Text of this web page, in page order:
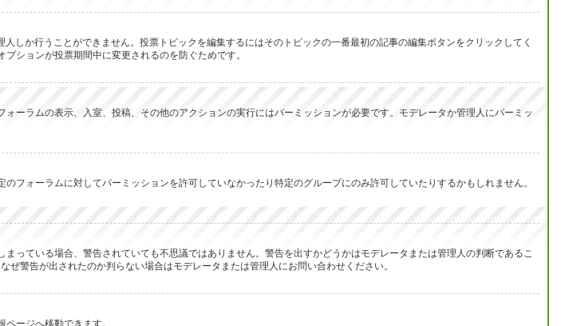
しか行うことができません。投票トピックを編集するにはそのトピックの一番最初の記事の編集ボタンをクリックしてく
ションが投票期間中に変更されるのを防ぐためです。
ーラムの表示、入室、投稿、その他のアクションの実行にはパーミッションが必要です。モデレータか管理人にパーミッ
ォーラムに対してパーミッションを許可していなかったり特定のグループにのみ許可していたりするかもしれません。
っている場合、警告されていても不思議ではありません。警告を出すかどうかはモデレータまたは管理人の判断であるこ
警告が出されたのか判らない場合はモデレータまたは管理人にお問い合わせください。
ージへ移動できます。